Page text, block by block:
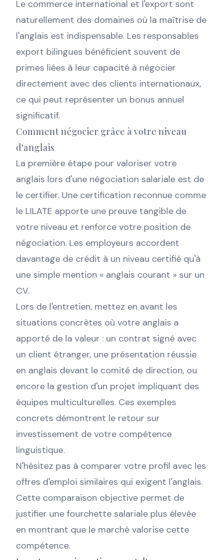
Le commerce international et l'export sont
naturellement des domaines où la maîtrise de
l'anglais est indispensable. Les responsables
export bilingues bénéficient souvent de
primes liées à leur capacité à négocier
directement avec des clients internationaux,
ce qui peut représenter un bonus annuel
significatif.
Comment négocier grâce à votre niveau
d'anglais
La première étape pour valoriser votre
anglais lors d'une négociation salariale est de
le certifier. Une certification reconnue comme
le LILATE apporte une preuve tangible de
votre niveau et renforce votre position de
négociation. Les employeurs accordent
davantage de crédit à un niveau certifié qu'à
une simple mention « anglais courant » sur un
CV.
Lors de l'entretien, mettez en avant les
situations concrètes où votre anglais a
apporté de la valeur : un contrat signé avec
un client étranger, une présentation réussie
en anglais devant le comité de direction, ou
encore la gestion d'un projet impliquant des
équipes multiculturelles. Ces exemples
concrets démontrent le retour sur
investissement de votre compétence
linguistique.
N'hésitez pas à comparer votre profil avec les
offres d'emploi similaires qui exigent l'anglais.
Cette comparaison objective permet de
justifier une fourchette salariale plus élevée
en montrant que le marché valorise cette
compétence.